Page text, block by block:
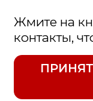
🎁
по
для
заранее